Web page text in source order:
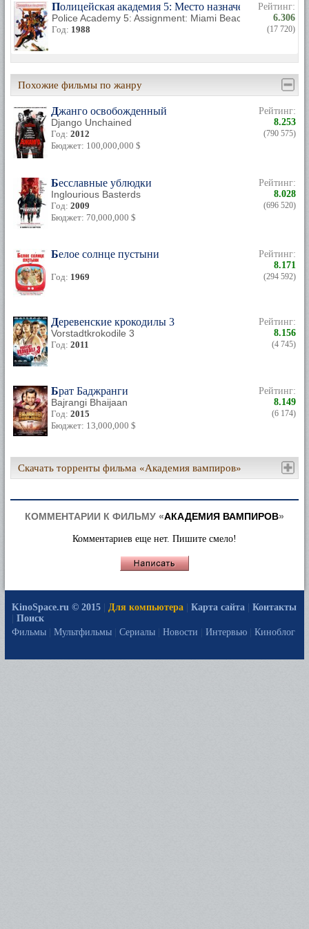
Полицейская академия 5: Место назначения –
Police Academy 5: Assignment: Miami Beach
Год: 1988
Рейтинг:
6.306
(17 720)
Похожие фильмы по жанру
Джанго освобожденный
Django Unchained
Год: 2012
Бюджет: 100,000,000 $
Рейтинг:
8.253
(790 575)
Бесславные ублюдки
Inglourious Basterds
Год: 2009
Бюджет: 70,000,000 $
Рейтинг:
8.028
(696 520)
Белое солнце пустыни
Год: 1969
Рейтинг:
8.171
(294 592)
Деревенские крокодилы 3
Vorstadtkrokodile 3
Год: 2011
Рейтинг:
8.156
(4 745)
Брат Баджранги
Bajrangi Bhaijaan
Год: 2015
Бюджет: 13,000,000 $
Рейтинг:
8.149
(6 174)
Скачать торренты фильма «Академия вампиров»
КОММЕНТАРИИ К ФИЛЬМУ «АКАДЕМИЯ ВАМПИРОВ»
Комментариев еще нет. Пишите смело!
KinoSpace.ru © 2015 Для компьютера Карта сайта
Контакты
Поиск
Фильмы
Мультфильмы Сериалы Новости Интервью Киноблог